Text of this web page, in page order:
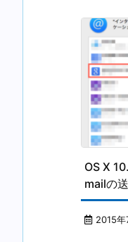
OS X
mailの
2015年